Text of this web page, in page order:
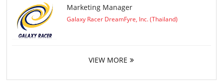
Marketing Manager
Galaxy Racer DreamFyre, Inc. (Thailand)
VIEW MORE